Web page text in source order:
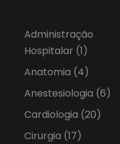
Administração
Hospitalar (1)
Anatomia (4)
Anestesiologia (6)
Cardiologia (20)
Cirurgia (17)